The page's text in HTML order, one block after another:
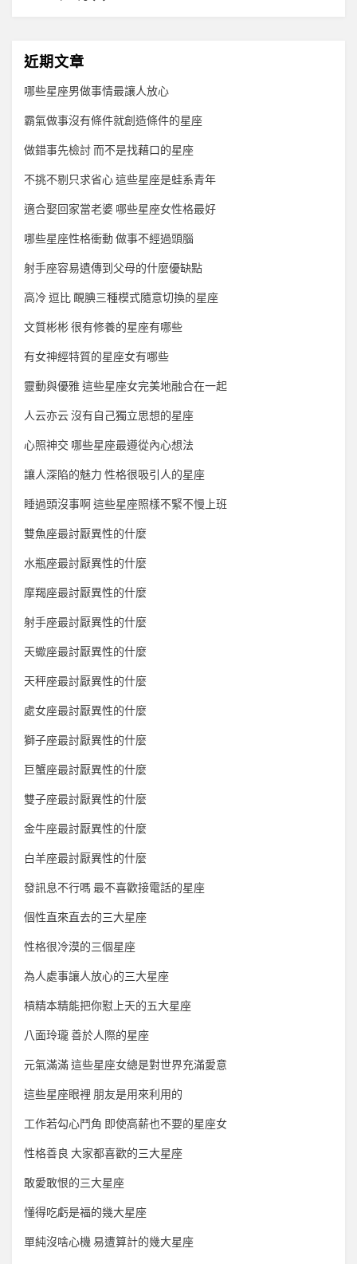
近期文章
哪些星座男做事情最讓人放心
霸氣做事沒有條件就創造條件的星座
做錯事先檢討 而不是找藉口的星座
不挑不剔只求省心 這些星座是蛙系青年
適合娶回家當老婆 哪些星座女性格最好
哪些星座性格衝動 做事不經過頭腦
射手座容易遺傳到父母的什麼優缺點
高冷 逗比 靦腆三種模式隨意切換的星座
文質彬彬 很有修養的星座有哪些
有女神經特質的星座女有哪些
靈動與優雅 這些星座女完美地融合在一起
人云亦云 沒有自己獨立思想的星座
心照神交 哪些星座最遵從內心想法
讓人深陷的魅力 性格很吸引人的星座
睡過頭沒事啊 這些星座照樣不緊不慢上班
雙魚座最討厭異性的什麼
水瓶座最討厭異性的什麼
摩羯座最討厭異性的什麼
射手座最討厭異性的什麼
天蠍座最討厭異性的什麼
天秤座最討厭異性的什麼
處女座最討厭異性的什麼
獅子座最討厭異性的什麼
巨蟹座最討厭異性的什麼
雙子座最討厭異性的什麼
金牛座最討厭異性的什麼
白羊座最討厭異性的什麼
發訊息不行嗎 最不喜歡接電話的星座
個性直來直去的三大星座
性格很冷漠的三個星座
為人處事讓人放心的三大星座
槓精本精能把你懟上天的五大星座
八面玲瓏 善於人際的星座
元氣滿滿 這些星座女總是對世界充滿愛意
這些星座眼裡 朋友是用來利用的
工作若勾心鬥角 即使高薪也不要的星座女
性格善良 大家都喜歡的三大星座
敢愛敢恨的三大星座
懂得吃虧是福的幾大星座
單純沒啥心機 易遭算計的幾大星座